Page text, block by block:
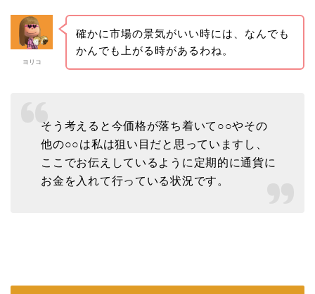
ヨリコ
確かに市場の景気がいい時には、なんでも
かんでも上がる時があるわね。
そう考えると今価格が落ち着いて○○やその
他の○○は私は狙い目だと思っていますし、
ここでお伝えしているように定期的に通貨に
お金を入れて行っている状況です。